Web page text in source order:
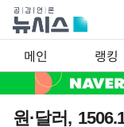
메인 랭킹
원·달러,